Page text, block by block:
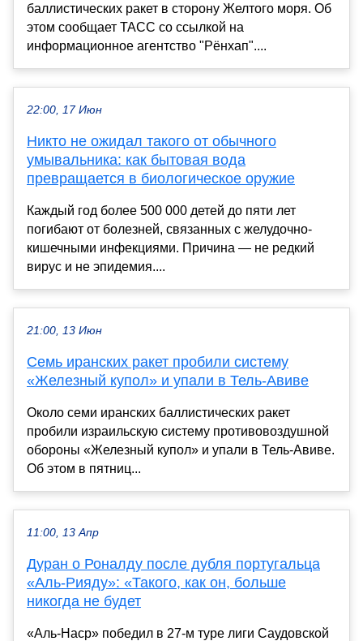
баллистических ракет в сторону Желтого моря. Об
этом сообщает ТАСС со ссылкой на
информационное агентство "Рёнхап"....
22:00, 17 Июн
Никто не ожидал такого от обычного
умывальника: как бытовая вода
превращается в биологическое оружие
Каждый год более 500 000 детей до пяти лет
погибают от болезней, связанных с желудочно-
кишечными инфекциями. Причина — не редкий
вирус и не эпидемия....
21:00, 13 Июн
Семь иранских ракет пробили систему
«Железный купол» и упали в Тель-Авиве
Около семи иранских баллистических ракет
пробили израильскую систему противовоздушной
обороны «Железный купол» и упали в Тель-Авиве.
Об этом в пятниц...
11:00, 13 Апр
Дуран о Роналду после дубля португальца
«Аль-Рияду»: «Такого, как он, больше
никогда не будет
«Аль-Наср» победил в 27-м туре лиги Саудовской